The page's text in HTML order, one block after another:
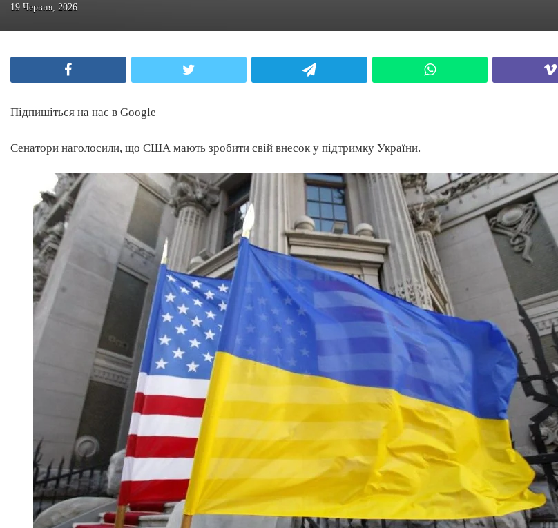
19 Червня, 2026
Підпишіться на нас в Google
Сенатори наголосили, що США мають зробити свій внесок у підтримку України.